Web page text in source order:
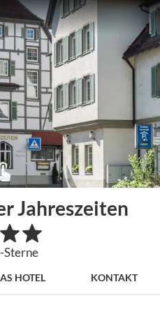
Jahreszeiten
Sterne
HOTEL KONTAKT